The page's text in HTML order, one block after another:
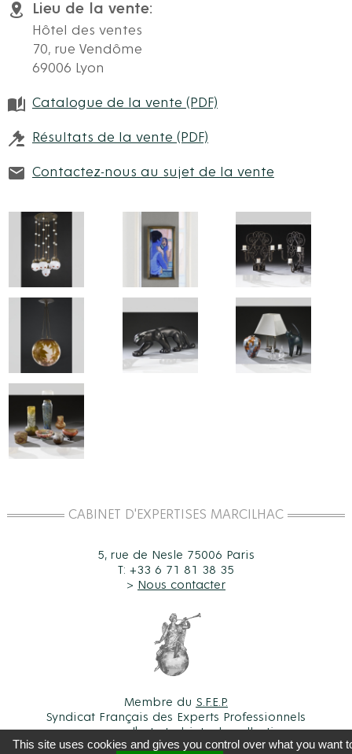
Lieu de la vente:
Hôtel des ventes
70, rue Vendôme
69006 Lyon
Catalogue de la vente (PDF)
Résultats de la vente (PDF)
Contactez-nous au sujet de la vente
CABINET D'EXPERTISES MARCILHAC
5, rue de Nesle 75006 Paris
T: +33 6 71 81 38 35
> Nous contacter
Membre du S.F.E.P.
Syndicat Français des Experts Professionnels
en œuvres d'art et objets de collection
This site uses cookies and gives you control over what you want